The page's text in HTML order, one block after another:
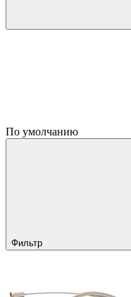
По умолчанию
Фильтр